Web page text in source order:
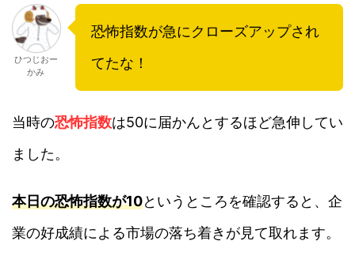
ひつじおー
かみ
恐怖指数が急にクローズアップされ
てたな！
当時の恐怖指数は50に届かんとするほど急伸してい
ました。
本日の恐怖指数が10というところを確認すると、企
業の好成績による市場の落ち着きが見て取れます。